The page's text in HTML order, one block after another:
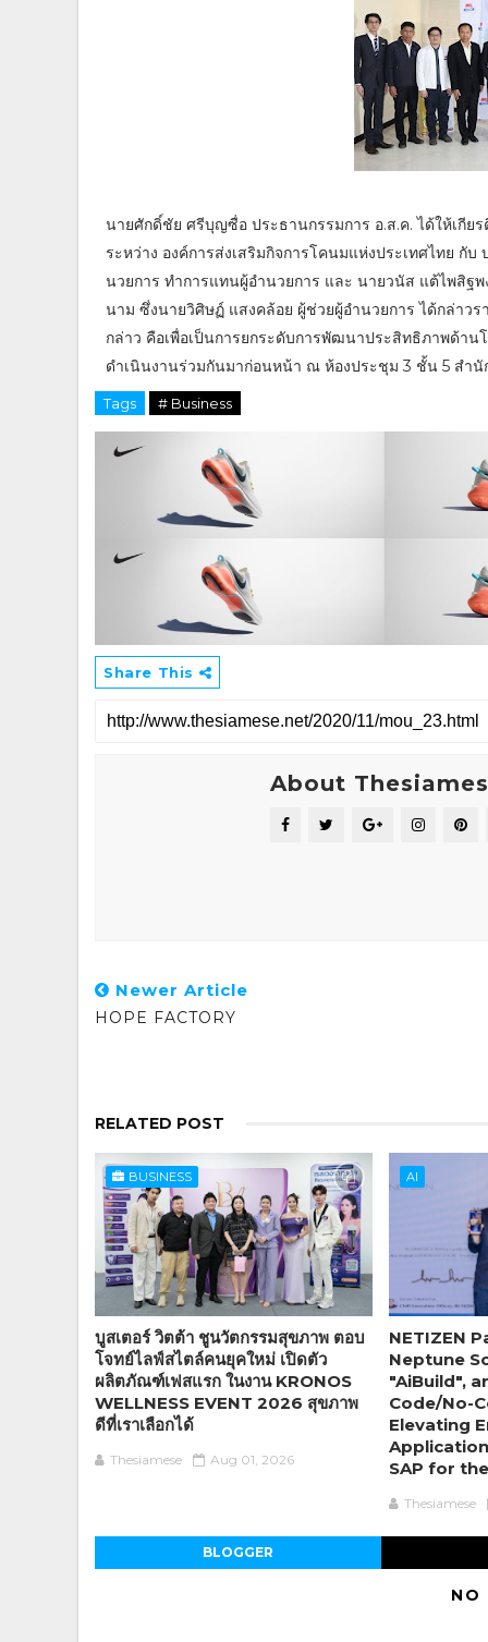
นาย​ศักดิ์​ชัย​ ศรี​บุญ​ซื่อ​ ประธาน​กรรมการ​ อ.ส.ค.​ ได้​ให้เกีย
ระหว่าง​ องค์การ​ส่งเสริม​กิจการ​โคนม​แห่งประเทศ​ไทย​ กั
นวย​การ​ ทำการ​แทน​ผู้อ​ำ​นวย​การ​ และ​ นายวนัส​ แต้ไพสิฐ​
นาม​ ซึ่งนายวิศิษฏ์​ แสง​คล้อย​ ผู้​ช่วยผู้​อำน​ว​ยการ​ ได้กล่าว​
กล่าว​ คือเพื่อ​เป็นการ​ยกระดับ​การพัฒนา​ประสิทธิภาพ​ด้าน​
ดำเนินงานร่วมกัน​มาก่อนหน้า​ ณ​ ห้องประชุม​ 3 ชั้น​ 5 สำนั
Tags # Business
Share This
About
Newer Article
HOPE FACTORY
RELATED POST
BUSINESS
บูสเตอร์ วิตต้า ชูนวัตกรรมสุขภาพ ตอบ
โจทย์ไลฟ์สไตล์คนยุคใหม่ เปิดตัว
ผลิตภัณฑ์เฟสแรก ในงาน KRONOS
WELLNESS EVENT 2026 สุขภาพ
ดีที่เราเลือกได้
Thesiamese Aug 01, 2026
AI
NETIZEN
Neptune
"AiBuild",
Code/No-
Elevating
SAP for
Thesiamese
BLOGGER
NO